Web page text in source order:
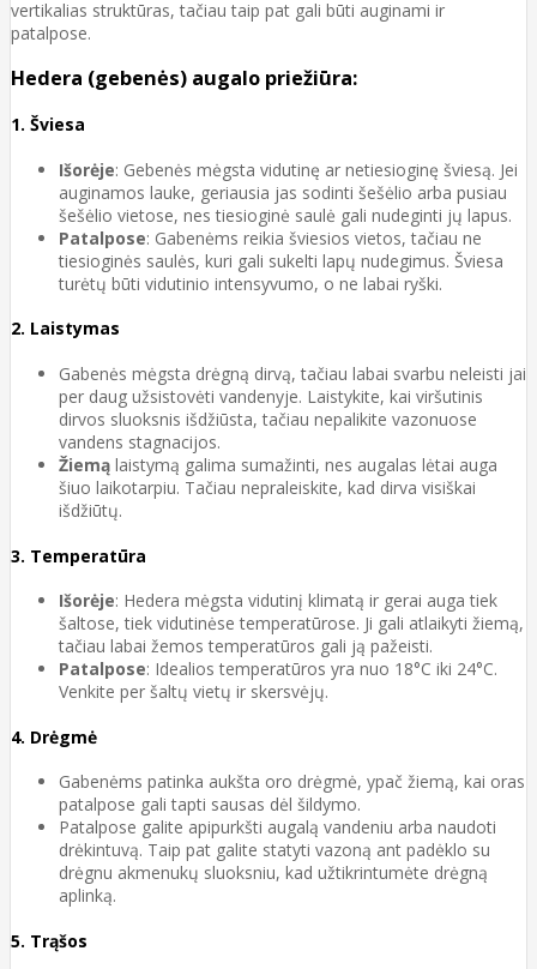
vertikalias struktūras, tačiau taip pat gali būti auginami ir
patalpose.
Hedera (gebenės) augalo priežiūra:
1. Šviesa
Išorėje: Gebenės mėgsta vidutinę ar netiesioginę šviesą. Jei
auginamos lauke, geriausia jas sodinti šešėlio arba pusiau
šešėlio vietose, nes tiesioginė saulė gali nudeginti jų lapus.
Patalpose: Gabenėms reikia šviesios vietos, tačiau ne
tiesioginės saulės, kuri gali sukelti lapų nudegimus. Šviesa
turėtų būti vidutinio intensyvumo, o ne labai ryški.
2. Laistymas
Gabenės mėgsta drėgną dirvą, tačiau labai svarbu neleisti jai
per daug užsistovėti vandenyje. Laistykite, kai viršutinis
dirvos sluoksnis išdžiūsta, tačiau nepalikite vazonuose
vandens stagnacijos.
Žiemą laistymą galima sumažinti, nes augalas lėtai auga
šiuo laikotarpiu. Tačiau nepraleiskite, kad dirva visiškai
išdžiūtų.
3. Temperatūra
Išorėje: Hedera mėgsta vidutinį klimatą ir gerai auga tiek
šaltose, tiek vidutinėse temperatūrose. Ji gali atlaikyti žiemą,
tačiau labai žemos temperatūros gali ją pažeisti.
Patalpose: Idealios temperatūros yra nuo 18°C iki 24°C.
Venkite per šaltų vietų ir skersvėjų.
4. Drėgmė
Gabenėms patinka aukšta oro drėgmė, ypač žiemą, kai oras
patalpose gali tapti sausas dėl šildymo.
Patalpose galite apipurkšti augalą vandeniu arba naudoti
drėkintuvą. Taip pat galite statyti vazoną ant padėklo su
drėgnu akmenukų sluoksniu, kad užtikrintumėte drėgną
aplinką.
5. Trąšos